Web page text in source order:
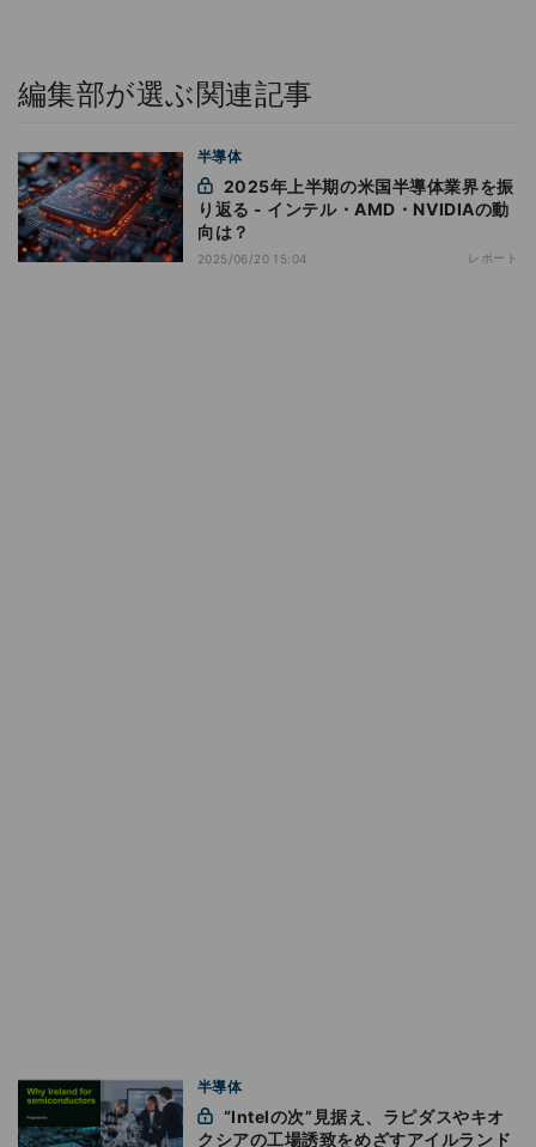
編集部が選ぶ関連記事
半導体
り返る - インテル・AMD・NVIDIAの動
向は？
2025/06/20 15:04 レポート
半導体
クシアの工場誘致をめざすアイルランド